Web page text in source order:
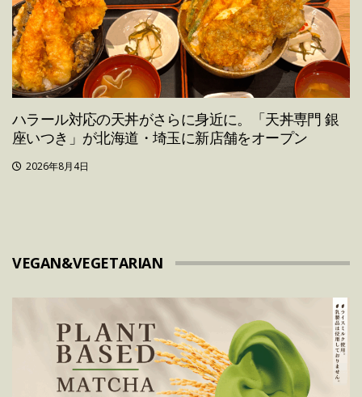
ハラール対応の天丼がさらに身近に。「天丼専門 銀
座いつき」が北海道・埼玉に新店舗をオープン
2026年8月4日
VEGAN&VEGETARIAN